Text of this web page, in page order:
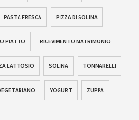
PASTA FRESCA PIZZA DI SOLINA
PIATTO RICEVIMENTO MATRIMONIO
LATTOSIO SOLINA TONNARELLI
YOGURT ZUPPA